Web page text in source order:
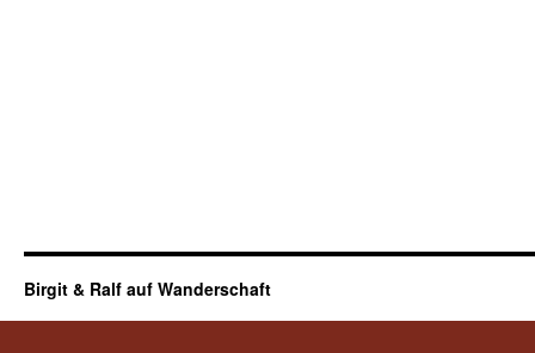
Birgit & Ralf auf Wanderschaft